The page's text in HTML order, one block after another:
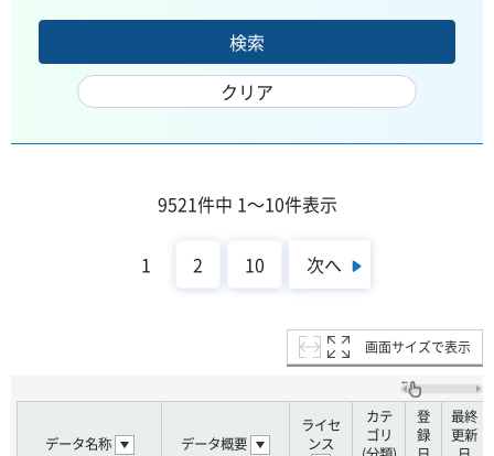
9521件中 1～10件表示
1 2 10 次へ
画面サイズで表示
データ名称 データ概要
ライセ
ンス
カテ
ゴリ
登
録
最終
更新